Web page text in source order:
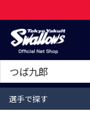
選手で探す